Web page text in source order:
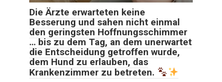
Die Ärzte erwarteten keine
Besserung und sahen nicht einmal
den geringsten Hoffnungsschimmer
… bis zu dem Tag, an dem unerwartet
die Entscheidung getroffen wurde,
dem Hund zu erlauben, das
Krankenzimmer zu betreten.